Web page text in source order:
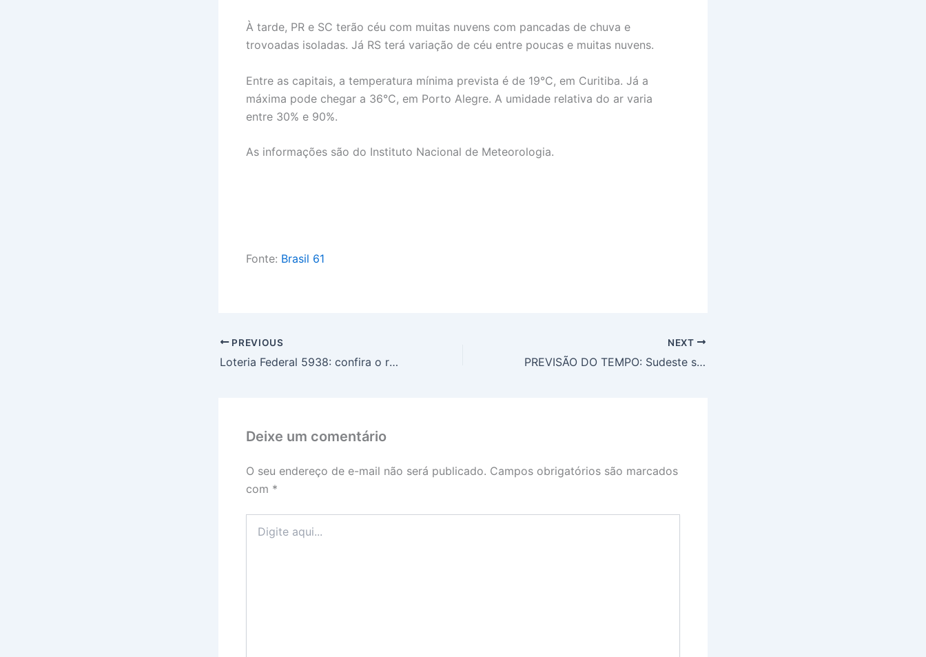
À tarde, PR e SC terão céu com muitas nuvens com pancadas de chuva e
trovoadas isoladas. Já RS terá variação de céu entre poucas e muitas nuvens.
Entre as capitais, a temperatura mínima prevista é de 19°C, em Curitiba. Já a
máxima pode chegar a 36°C, em Porto Alegre. A umidade relativa do ar varia
entre 30% e 90%.
As informações são do Instituto Nacional de Meteorologia.
Fonte: Brasil 61
PREVIOUS
Loteria Federal 5938: confira o resultado deste sábado (01/02/2025)
NEXT
PREVISÃO DO TEMPO: Sudeste será chuvoso, nesta terça-feira (4)
Deixe um comentário
O seu endereço de e-mail não será publicado. Campos obrigatórios são marcados
com *
aqui...